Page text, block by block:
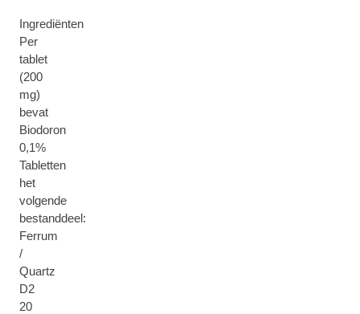
Ingrediënten
Per
tablet
(200
mg)
bevat
Biodoron
0,1%
Tabletten
het
volgende
bestanddeel:
Ferrum
/
Quartz
D2
20